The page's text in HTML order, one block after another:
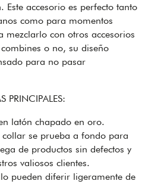
Este accesorio es perfecto tanto
como para momentos
mezclarlo con otros accesorios
o no, su diseño
para no pasar
PRINCIPALES:
latón chapado en oro.
se prueba a fondo para
de productos sin defectos y
valiosos clientes.
pueden diferir ligeramente de